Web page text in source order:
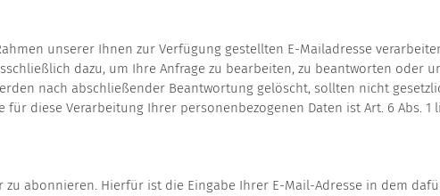
unserer Ihnen zur Verfügung gestellten E-Mailadresse
dazu, um Ihre Anfrage zu bearbeiten, zu beantworten oder
nach abschließender Beantwortung gelöscht, sollten nicht
diese Verarbeitung Ihrer personenbezogenen Daten ist Art. 6 Abs. 1 lit.
abonnieren. Hierfür ist die Eingabe Ihrer E-Mail-Adresse in dem